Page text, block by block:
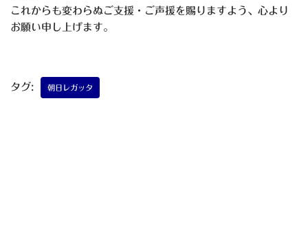
これからも変わらぬご支援・ご声援を賜りますよう、心より
お願い申し上げます。
タグ: 朝日レガッタ